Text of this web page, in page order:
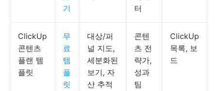
기
터
ClickUp
콘텐츠
플랜 템
플릿
무
료
템
플
릿
대상/퍼
널 지도,
세분화된
보기, 자
산 추적
콘텐
츠 전
략가,
성과
팀
ClickUp
목록, 보
드